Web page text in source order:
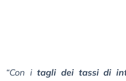
“Con i tagli dei tassi di